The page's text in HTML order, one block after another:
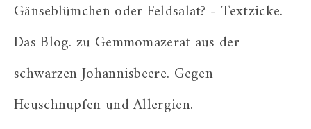
Gänseblümchen oder Feldsalat? - Textzicke.
Das Blog. zu Gemmomazerat aus der
schwarzen Johannisbeere. Gegen
Heuschnupfen und Allergien.